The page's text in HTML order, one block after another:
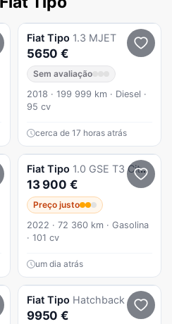
Fiat Tipo 1.3 MJET
5650 €
Sem avaliação
2018 · 199 999 km · Diesel ·
95 cv
cerca de 17 horas atrás
Fiat Tipo 1.0 GSE T3 City Life
13 900 €
Preço justo
2022 · 72 360 km · Gasolina
· 101 cv
um dia atrás
Fiat Tipo Hatchback
9950 €